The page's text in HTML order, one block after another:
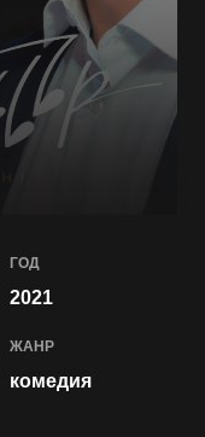
ГОД
ЖАНР
комедия
2021